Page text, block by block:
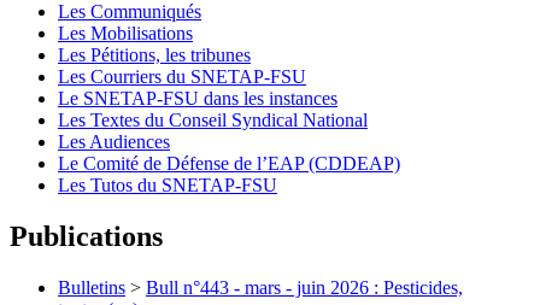
Les Communiqués
Les Mobilisations
Les Pétitions, les tribunes
Les Courriers du SNETAP-FSU
Le SNETAP-FSU dans les instances
Les Textes du Conseil Syndical National
Les Audiences
Le Comité de Défense de l’EAP (CDDEAP)
Les Tutos du SNETAP-FSU
Publications
Bulletins > Bull n°443 - mars - juin 2026 : Pesticides,